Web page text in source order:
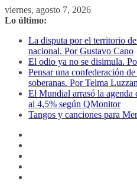
Saltar
al
viernes, agosto 7, 2026
Lo último:
La disputa por el territorio
nacional. Por Gustavo Cano
El odio ya no se disimula.
Pensar una confederación
soberanas. Por Telma
El Mundial arrasó la
al 4,5% según QMonitor
Tangos y canciones para